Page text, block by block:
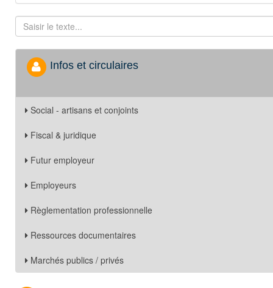
Infos et circulaires
Social - artisans et conjoints
Fiscal & juridique
Futur employeur
Employeurs
Règlementation professionnelle
Ressources documentaires
Marchés publics / privés